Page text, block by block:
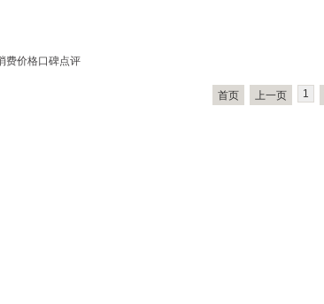
费价格口碑点评
首页 上一页 1